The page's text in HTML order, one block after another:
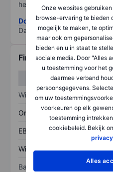
Onze websites
browse-ervaring te bieden
mogelijk te maken, te
maar ook om
bieden en u in staat te
sociale media. Door "Alles
u toestemming voor het
daarmee verband
persoonsgegevens.
om uw
voorkeuren op elk
toestemming
cookiebeleid. Bekijk
Alles
het grootste risico).
Download de ESG-
Data provided by
Financiële gegevens
Winst/verlies
Omzet
EBITDA
Winst
Balans